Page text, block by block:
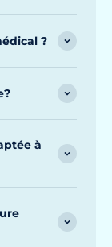
?
à